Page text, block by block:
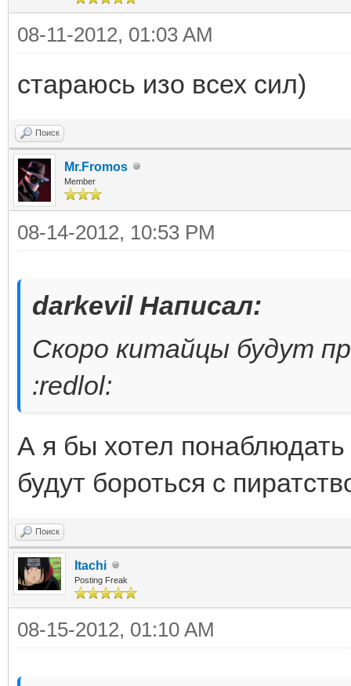
08-11-2012, 01:03 AM
стараюсь изо всех сил)
Поиск
Mr.Fromos
Member
08-14-2012, 10:53 PM
darkevil Написал:
Скоро китайцы будут
:redlol:
А я бы хотел
будут бороться с
Поиск
Itachi
Posting Freak
08-15-2012, 01:10 AM